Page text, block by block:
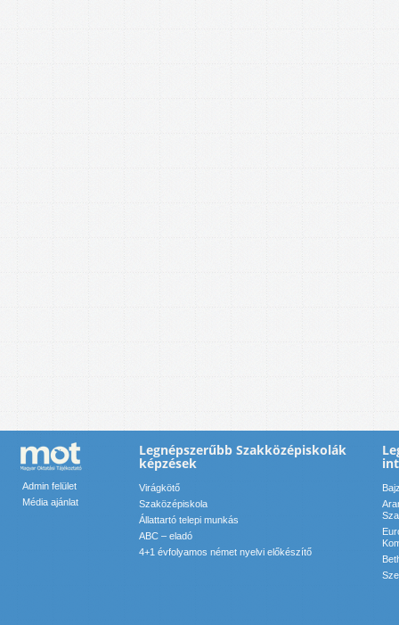
Admin felület
Média ajánlat
Legnépszerűbb Szakközépiskolák
képzések
Virágkötő
Szaközépiskola
Állattartó telepi munkás
ABC – eladó
4+1 évfolyamos német nyelvi előkészítő